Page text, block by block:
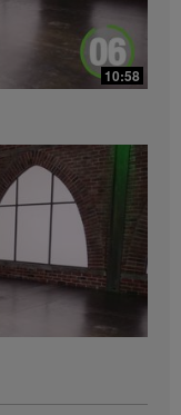
을 시작하기 앞
이프® 제품은
과 체중 조절을
프® 제품은 일
수 있으나, 개인
최소한 한 번
Inc.에서
오 갤러리를
디오를 시청
한 경우에는 허
품을 홍보할 목
수 있습니다.
배포하는 과정
Herbalife
서면 동의 없이
및 이야기를
라이프는 언제
요청할 수 있습
21:35
오프
10:58